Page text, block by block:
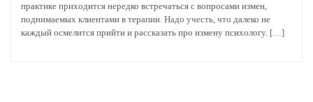
практике приходится нередко встречаться с вопросами измен,
поднимаемых клиентами в терапии. Надо учесть, что далеко не
каждый осмелится прийти и рассказать про измену психологу. […]